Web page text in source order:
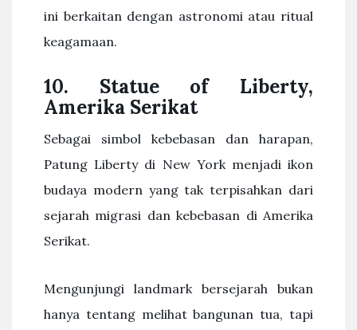
ini berkaitan dengan astronomi atau ritual
keagamaan.
10. Statue of Liberty,
Amerika Serikat
Sebagai simbol kebebasan dan harapan,
Patung Liberty di New York menjadi ikon
budaya modern yang tak terpisahkan dari
sejarah migrasi dan kebebasan di Amerika
Serikat.
Mengunjungi landmark bersejarah bukan
hanya tentang melihat bangunan tua, tapi